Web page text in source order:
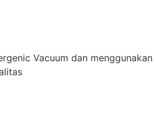
Vacuum dan